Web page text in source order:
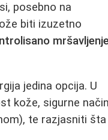
posebno na
biti izuzetno
jedina opcija. U
kože, sigurne
te razjasniti šta